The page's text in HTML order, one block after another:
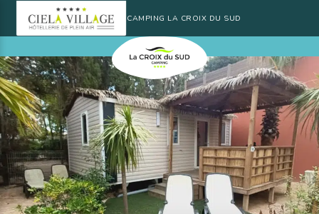
CAMPING LA CROIX DU SUD